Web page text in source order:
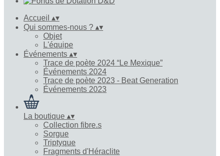
Accueil ▴▾
Qui sommes-nous ? ▴▾
Objet
L'équipe
Événements ▴▾
Trace de poète 2024 “Le Mexique”
Événements 2024
Trace de poète 2023 - Beat Generation
Événements 2023
La boutique ▴▾
Collection fibre.s
Sorgue
Triptyque
Fragments d'Héraclite